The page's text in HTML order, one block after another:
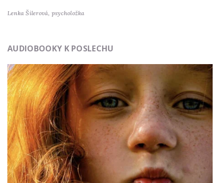
Lenka Šilerová, psycholožka
AUDIOBOOKY K POSLECHU